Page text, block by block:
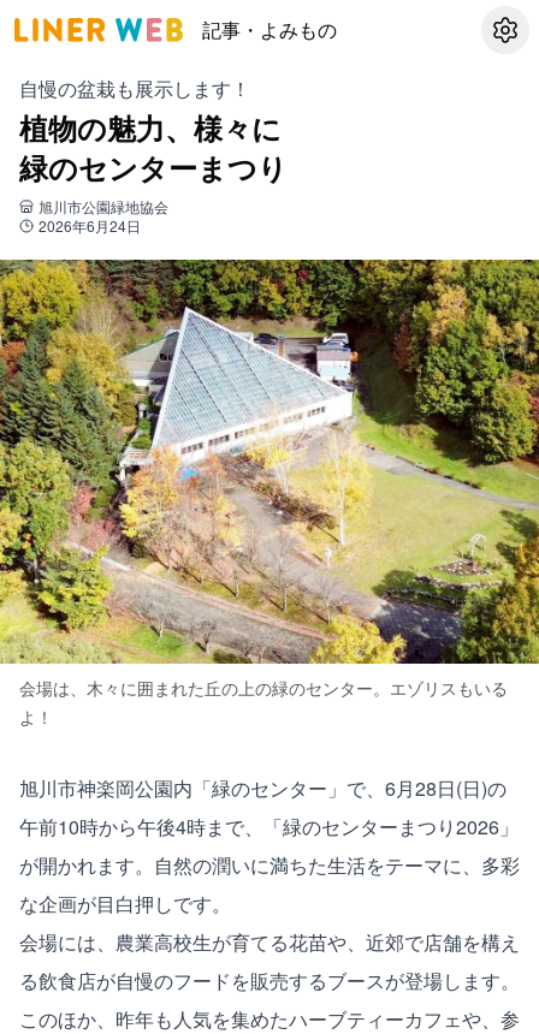
記事・よみもの 設定
自慢の盆栽も展示します！
植物の魅力、様々に
緑のセンターまつり
旭川市公園緑地協会
2026年6月24日
会場は、木々に囲まれた丘の上の緑のセンター。エゾリスもいる
よ！
旭川市神楽岡公園内「緑のセンター」で、6月28日(日)の
午前10時から午後4時まで、「緑のセンターまつり2026」
が開かれます。自然の潤いに満ちた生活をテーマに、多彩
な企画が目白押しです。
会場には、農業高校生が育てる花苗や、近郊で店舗を構え
る飲食店が自慢のフードを販売するブースが登場します。
このほか、昨年も人気を集めたハーブティーカフェや、参